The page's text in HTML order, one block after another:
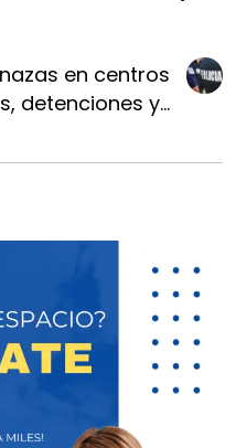
en centros
detenciones y...